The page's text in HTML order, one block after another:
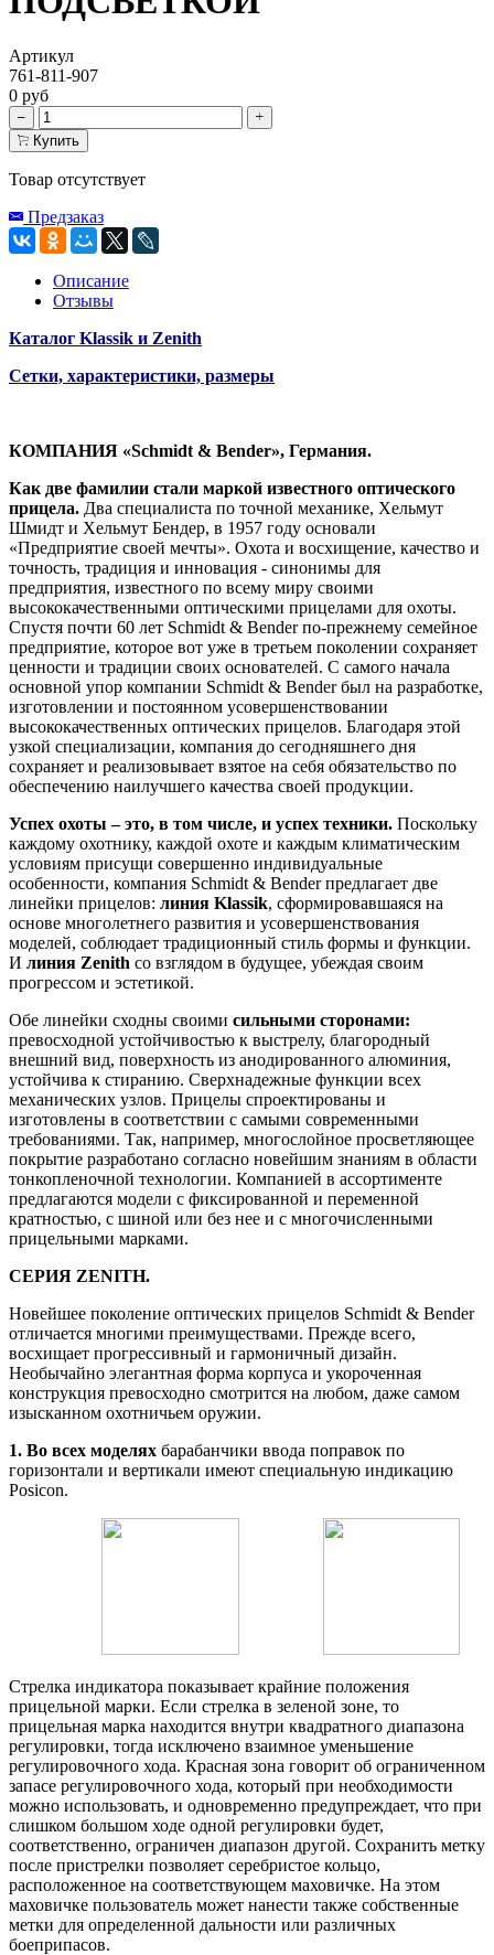
Артикул
761-811-907
0 руб
Купить
Товар отсутствует
Предзаказ
Описание
Отзывы
Каталог Klassik и Zenith
Сетки, характеристики, размеры
КОМПАНИЯ «Schmidt & Bender», Германия.
Как две фамилии стали маркой известного оптического
прицела. Два специалиста по точной механике, Хельмут
Шмидт и Хельмут Бендер, в 1957 году основали
«Предприятие своей мечты». Охота и восхищение, качество и
точность, традиция и инновация - cинонимы для
предприятия, известного по всему миру своими
высококачественными оптическими прицелами для охоты.
Cпустя почти 60 лет Schmidt & Bender по-прежнему семейное
предприятие, которое вот уже в третьем поколении сохраняет
ценности и традиции своих основателей. С самого начала
основной упор компании Schmidt & Bender был на разработке,
изготовлении и постоянном усовершенствовании
высококачественных оптических прицелов. Благодаря этой
узкой специализации, компания до сегодняшнего дня
сохраняет и реализовывает взятое на себя обязательство по
обеспечению наилучшего качества своей продукции.
Успех охоты – это, в том числе, и успех техники. Поскольку
каждому охотнику, каждой охоте и каждым климатическим
условиям присущи совершенно индивидуальные
особенности, компания Schmidt & Bender предлагает две
линейки прицелов: линия Klassik, сформировавшаяся на
основе многолетнего развития и усовершенствования
моделей, соблюдает традиционный стиль формы и функции.
И линия Zenith со взглядом в будущее, убеждая своим
прогрессом и эстетикой.
Обе линейки сходны своими сильными сторонами:
превосходной устойчивостью к выстрелу, благородный
внешний вид, поверхность из анодированного алюминия,
устойчива к стиранию. Сверхнадежные функции всех
механических узлов. Прицелы спроектированы и
изготовлены в соответствии с самыми современными
требованиями. Так, например, многослойное просветляющее
покрытие разработано согласно новейшим знаниям в области
тонкопленочной технологии. Компанией в ассортименте
предлагаются модели с фиксированной и переменной
кратностью, с шиной или без нее и с многочисленными
прицельными марками.
СЕРИЯ ZENITH.
Новейшее поколение оптических прицелов Schmidt & Bender
отличается многими преимуществами. Прежде всего,
восхищает прогрессивный и гармоничный дизайн.
Необычайно элегантная форма корпуса и укороченная
конструкция превосходно смотрится на любом, даже самом
изысканном охотничьем оружии.
1. Во всех моделях барабанчики ввода поправок по
горизонтали и вертикали имеют специальную индикацию
Posicon.
Стрелка индикатора показывает крайние положения
прицельной марки. Если стрелка в зеленой зоне, то
прицельная марка находится внутри квадратного диапазона
регулировки, тогда исключено взаимное уменьшение
регулировочного хода. Красная зона говорит об ограниченном
запасе регулировочного хода, который при необходимости
можно использовать, и одновременно предупреждает, что при
слишком большом ходе одной регулировки будет,
соответственно, ограничен диапазон другой. Сохранить метку
после пристрелки позволяет серебристое кольцо,
расположенное на соответствующем маховичке. На этом
маховичке пользователь может нанести также собственные
метки для определенной дальности или различных
боеприпасов.